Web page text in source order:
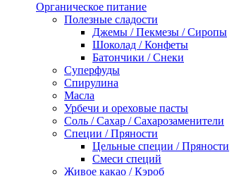
Органическое питание
Полезные сладости
Джемы / Пекмезы / Сиропы
Шоколад / Конфеты
Батончики / Снеки
Суперфуды
Спирулина
Масла
Урбечи и ореховые пасты
Соль / Сахар / Сахарозаменители
Специи / Пряности
Цельные специи / Пряности
Смеси специй
Живое какао / Кэроб